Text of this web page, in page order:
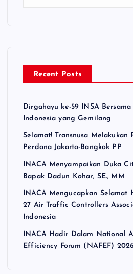
Recent Posts
Dirgahayu ke-59 INSA
Indonesia yang Gemilang
Selamat! Transnusa Melakukan
Perdana Jakarta-Bangkok PP
INACA Menyampaikan Duka
Bapak Dadun Kohar, SE., MM
INACA Mengucapkan Selamat
27 Air Traffic Controllers
Indonesia
INACA Hadir Dalam National
Efficiency Forum (NAFEF)